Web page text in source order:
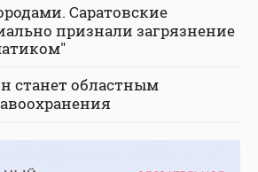
Саратовские
признали загрязнение
станет областным